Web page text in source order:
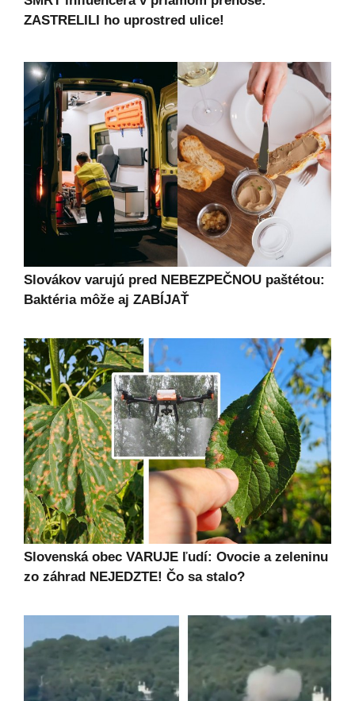
ZASTRELILI ho uprostred ulice!
Slovákov varujú pred NEBEZPEČNOU paštétou:
Baktéria môže aj ZABÍJAŤ
Slovenská obec VARUJE ľudí: Ovocie a zeleninu
zo záhrad NEJEDZTE! Čo sa stalo?